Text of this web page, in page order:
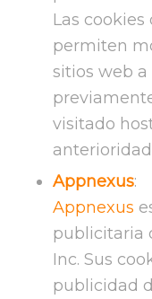
Las
permiten
sitios web a
visitado
Appnexus:
Appnexus
publicitaria
Inc. Sus
publicidad